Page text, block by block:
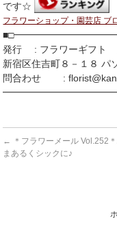
です☆
フラワーショップ・園芸店 ブ
発行 : フラワーギフト
新宿区住吉町８－１８ パ
問合わせ :
← ＊フラワーメール Vol.252
まあるくシックに♪